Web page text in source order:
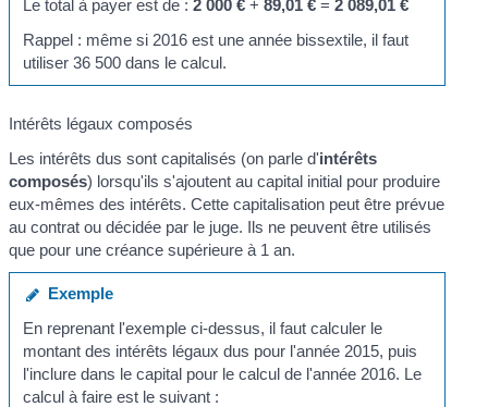
Le total à payer est de : 2 000 €+ 89,01 €= 2 089,01 €
Rappel : même si 2016 est une année bissextile, il faut
utiliser 36 500 dans le calcul.
Intérêts légaux composés
Les intérêts dus sont capitalisés (on parle d'intérêts
composés) lorsqu'ils s'ajoutent au capital initial pour produire
eux-mêmes des intérêts. Cette capitalisation peut être prévue
au contrat ou décidée par le juge. Ils ne peuvent être utilisés
que pour une créance supérieure à 1 an.
Exemple
En reprenant l'exemple ci-dessus, il faut calculer le
montant des intérêts légaux dus pour l'année 2015, puis
l'inclure dans le capital pour le calcul de l'année 2016. Le
calcul à faire est le suivant :